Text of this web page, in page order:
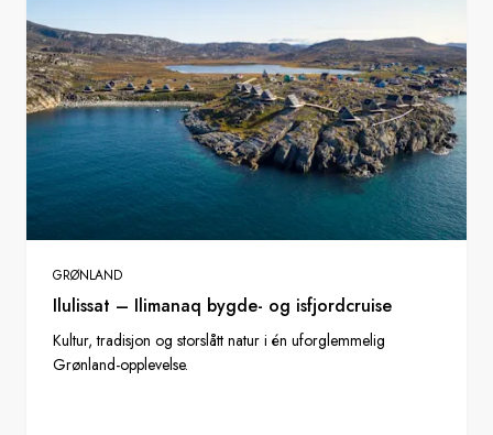
GRØNLAND
Ilulissat – Ilimanaq bygde- og isfjordcruise
Kultur, tradisjon og storslått natur i én uforglemmelig
Grønland-opplevelse.